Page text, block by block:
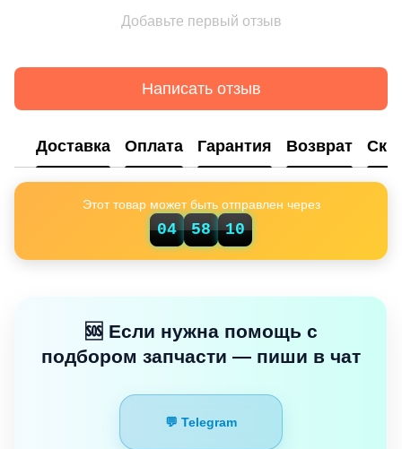
Добавьте первый отзыв
Написать отзыв
Доставка Оплата Гарантия Возврат
Этот товар может быть отправлен через
04 58 09
🆘 Если нужна помощь с
подбором запчасти — пиши в чат
💬 Telegram